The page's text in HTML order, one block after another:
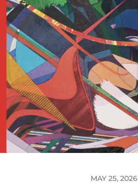
MAY 25, 2026